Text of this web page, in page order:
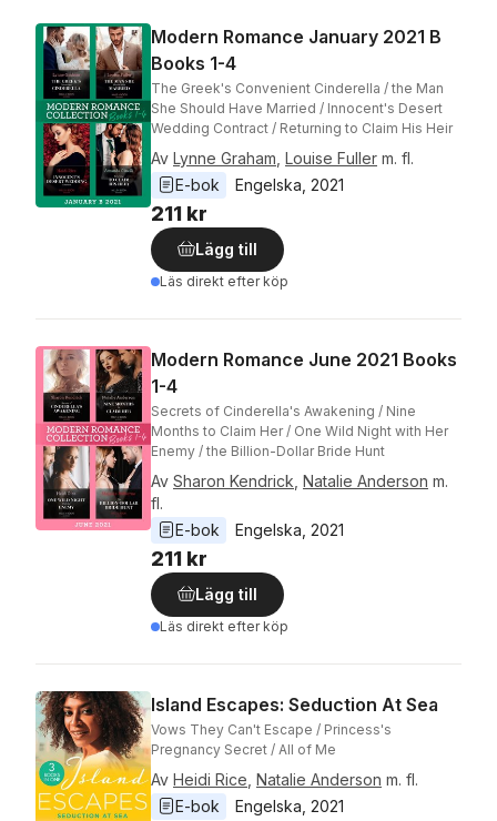
Modern Romance January 2021 B
Books 1-4
The Greek's Convenient Cinderella / the Man
She Should Have Married / Innocent's Desert
Wedding Contract / Returning to Claim His Heir
Av Lynne Graham Louise Fuller m. fl.
E-bok
Engelska 2021
211 kr
Lägg till
Läs direkt efter köp
Modern Romance June 2021 Books
1-4
Secrets of Cinderella's Awakening / Nine
Months to Claim Her / One Wild Night with Her
Enemy / the Billion-Dollar Bride Hunt
Av Sharon Kendrick Natalie Anderson m.
fl.
E-bok
Engelska 2021
211 kr
Lägg till
Läs direkt efter köp
Island Escapes: Seduction At Sea
Vows They Can't Escape / Princess's
Pregnancy Secret / All of Me
Av Heidi Rice Natalie Anderson m. fl.
E-bok
Engelska 2021